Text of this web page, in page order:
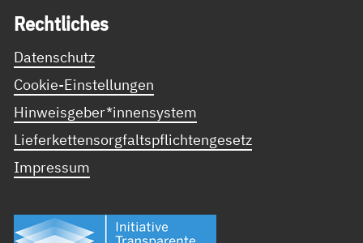
Recht­li­ches
Datenschutz
Cookie-Einstellungen
Hinweisgeber*innensystem
Lieferkettensorgfaltspflichtengesetz
Impressum